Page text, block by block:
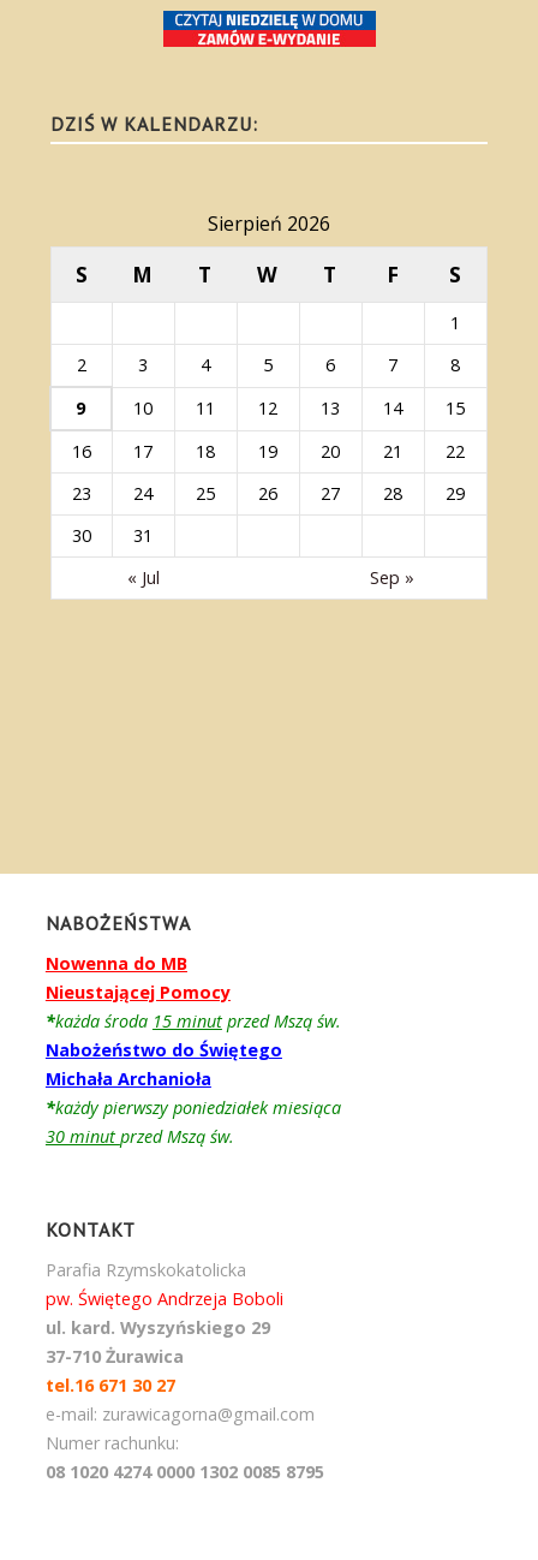
DZIŚ W KALENDARZU:
Sierpień 2026
S M T W T F S
« Jul Sep »
1
2
3 4 5 6 7
8
9
10 11 12 13 14
15
16
17 18 19 20 21
22
23
24 25 26 27 28
29
30
31
NABOŻEŃSTWA
Nowenna do MB
Nieustającej Pomocy
*każda środa 15 minutprzed Mszą św.
Nabożeństwo do Świętego
Michała Archanioła
*każdy pierwszy poniedziałek miesiąca
30 minut przed Mszą św.
KONTAKT
Parafia Rzymskokatolicka
pw. Świętego Andrzeja Boboli
ul. kard. Wyszyńskiego 29
37-710 Żurawica
tel.16 671 30 27
e-mail: zurawicagorna@gmail.com
Numer rachunku:
08 1020 4274 0000 1302 0085 8795